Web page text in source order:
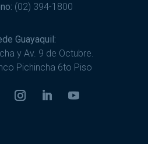
(02) 394-1800
Guayaquil:
y Av. 9 de Octubre.
Pichincha 6to Piso